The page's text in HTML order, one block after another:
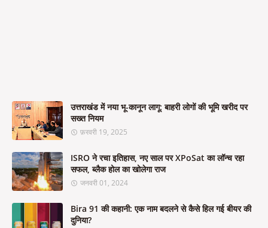
उत्तराखंड में नया भू-कानून लागू: बाहरी लोगों की भूमि खरीद पर
सख्त नियम
फ़रवरी 19, 2025
ISRO ने रचा इतिहास, नए साल पर XPoSat का लॉन्च रहा
सफल, ब्लैक होल का खोलेगा राज
जनवरी 01, 2024
Bira 91 की कहानी: एक नाम बदलने से कैसे हिल गई बीयर की
दुनिया?